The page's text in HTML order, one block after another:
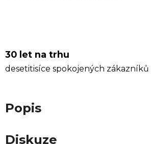
30 let na trhu
desetitisíce spokojených zákazníků
Popis
Diskuze